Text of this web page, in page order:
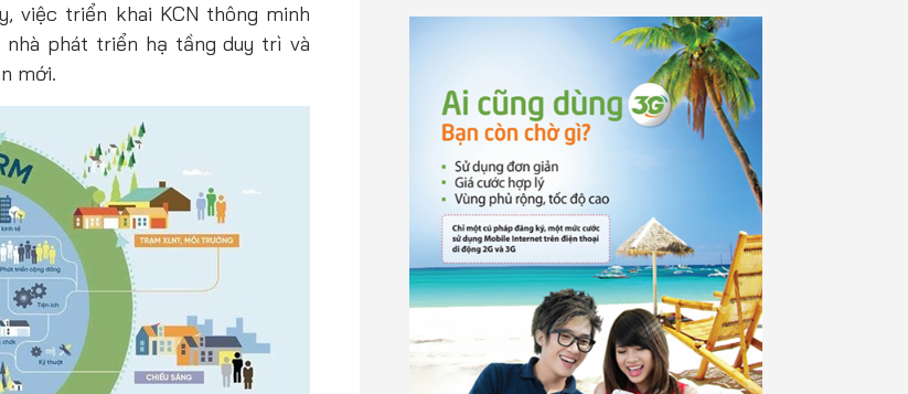
việc triển khai KCN thông minh
phát triển hạ tầng duy trì và
mới.